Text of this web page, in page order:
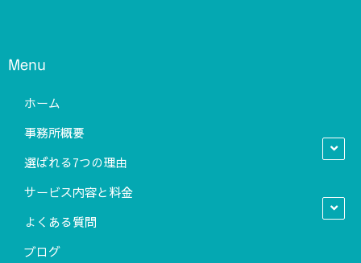
Menu
ホーム
事務所概要
選ばれる7つの理由
サービス内容と料金
よくある質問
ブログ